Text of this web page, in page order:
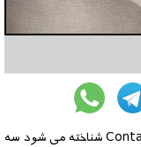
در ادامه فستیوال عکاسی اسکوشیا بانک که با نام Contact شناخته می شود سه